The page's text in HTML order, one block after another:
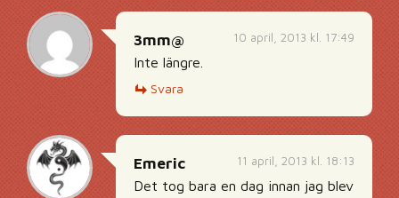
10 april, 2013 kl. 17:49
3mm@
Inte längre.
Svara
11 april, 2013 kl. 18:13
Emeric
Det tog bara en dag innan jag blev